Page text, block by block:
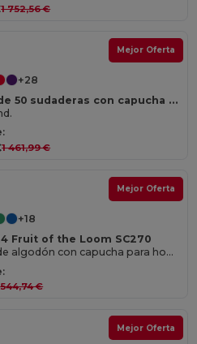
1 752,56 €
Mejor Oferta
+28
Paquete de 50 sudaderas con capucha de forro polar Gildan 18500
1 461,99 €
Mejor Oferta
+18
Fruit of the Loom SC270
Sudadera de algodón con capucha para hombre
544,74 €
Mejor Oferta